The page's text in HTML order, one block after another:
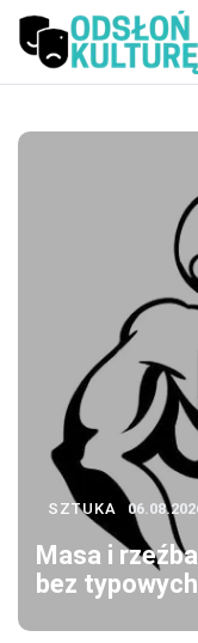
SZTUKA
Masa i
bez